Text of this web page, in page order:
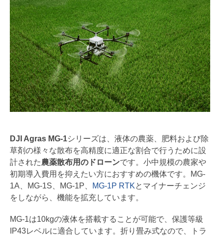
DJI Agras MG-1シリーズは、液体の農薬、肥料および除
草剤の様々な散布を高精度に適正な割合で行うために設
計された農薬散布用のドローンです。小中規模の農家や
初期導入費用を抑えたい方におすすめの機体です。MG-
1A、MG-1S、MG-1P、
MG-1P RTKとマイナーチェンジ
をしながら、機能を拡充しています。
MG-1は10kgの液体を搭載することが可能で、保護等級
IP43レベルに適合しています。折り畳み式なので、トラ